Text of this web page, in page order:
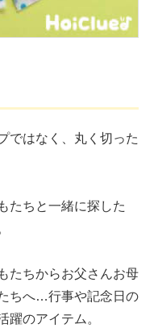
ではなく、丸く切った
たちと一緒に探した
たちからお父さんお母
ちへ…行事や記念日の
躍のアイテム。